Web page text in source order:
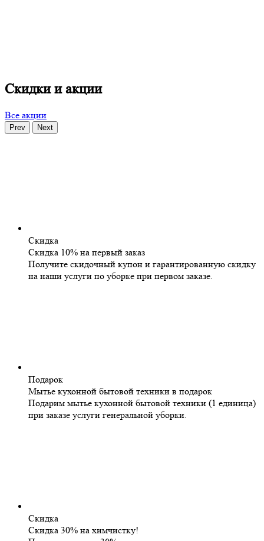
Скидки и акции
Все акции
Prev Next
Скидка
Скидка 10% на первый заказ
Получите скидочный купон и гарантированную скидку
на наши услуги по уборке при первом заказе.
Подарок
Мытье кухонной бытовой техники в подарок
Подарим мытье кухонной бытовой техники (1 единица)
при заказе услуги генеральной уборки.
Скидка
Скидка 30% на химчистку!